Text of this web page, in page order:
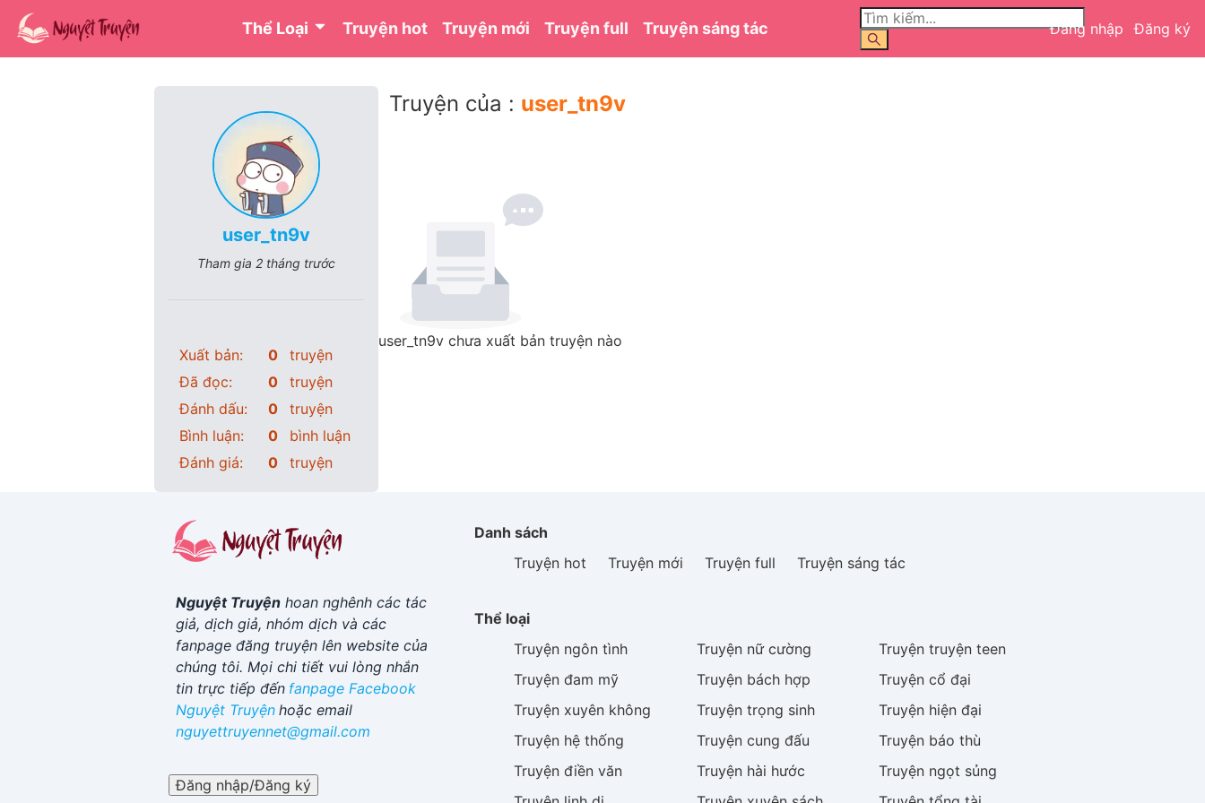
Thể Loại Truyện hot Truyện mới Truyện full Truyện sáng tác Đăng nhập Đăng ký
user_tn9v
Tham gia 2 tháng trước
Xuất bản: 0
truyện
Đã đọc:
0
truyện
Đánh dấu:
0
truyện
Bình luận:
0
bình luận
Đánh giá:
0 truyện
Truyện của : user_tn9v
user_tn9v chưa xuất bản truyện nào
Nguyệt Truyện hoan nghênh các tác
giả, dịch giả, nhóm dịch và các
fanpage đăng truyện lên website của
chúng tôi. Mọi chi tiết vui lòng nhắn
tin trực tiếp đến fanpage Facebook
Nguyệt Truyện hoặc email
nguyettruyennet@gmail.com
Đăng nhập/Đăng ký
Danh sách
Truyện hot
Truyện mới Truyện full Truyện sáng tác
Thể loại
Truyện ngôn tình Truyện nữ cường Truyệntruyện teen
Truyệnđam mỹ Truyện bách hợp Truyệncổ đại
Truyện xuyên không Truyện trọng sinh Truyện hiện đại
Truyện hệ thống Truyện cung đấu Truyện báo thù
Truyệnđiền văn Truyện hài hước Truyện ngọt sủng